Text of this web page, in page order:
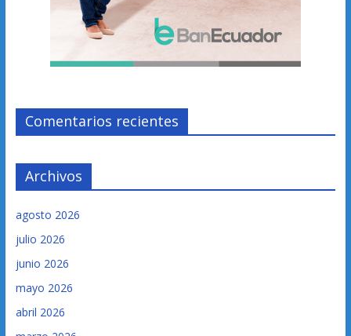
Comentarios recientes
Archivos
agosto 2026
julio 2026
junio 2026
mayo 2026
abril 2026